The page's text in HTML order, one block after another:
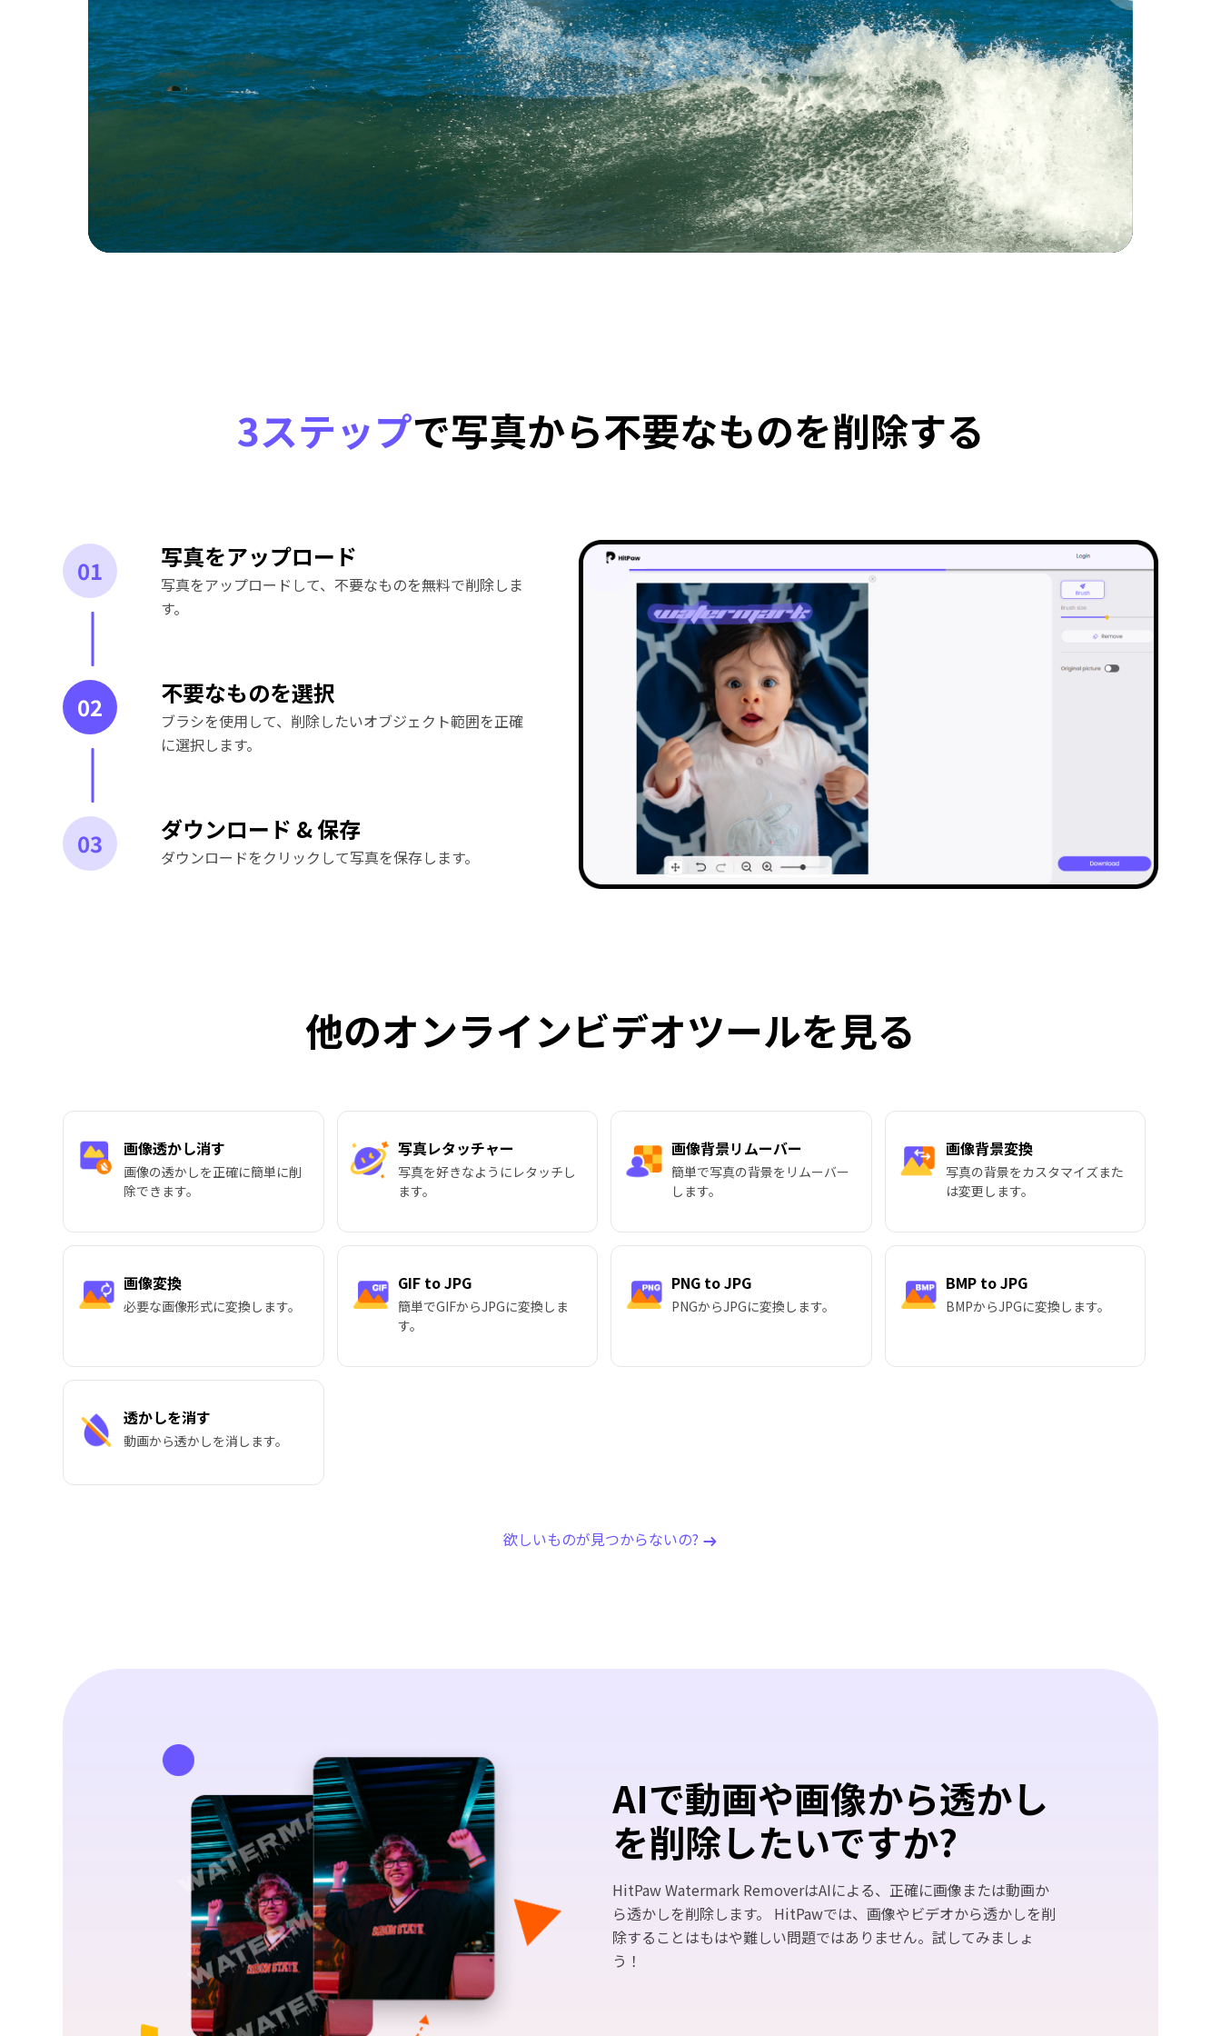
3ステップで写真から不要なものを削除する
01 写真をアップロード
写真をアップロードして、不要なものを無料で削除しま
す。
02 不要なものを選択
ブラシを使用して、削除したいオブジェクト範囲を正確
に選択します。
03 ダウンロード & 保存
ダウンロードをクリックして写真を保存します。
他のオンラインビデオツールを見る
画像透かし消す
画像の透かしを正確に簡単に削
除できます。
写真レタッチャー
写真を好きなようにレタッチし
ます。
画像背景リムーバー
簡単で写真の背景をリムーバー
します。
画像背景変換
写真の背景をカスタマイズまた
は変更します。
画像変換
必要な画像形式に変換します。
GIF to JPG
簡単でGIFからJPGに変換しま
す。
PNG to JPG
PNGからJPGに変換します。
BMP to JPG
BMPからJPGに変換します。
透かしを消す
動画から透かしを消します。
欲しいものが見つからないの?
AIで動画や画像から透かし
を削除したいですか?
HitPaw Watermark RemoverはAIによる、正確に画像または動画か
ら透かしを削除します。 HitPawでは、画像やビデオから透かしを削
除することはもはや難しい問題ではありません。試してみましょ
う！